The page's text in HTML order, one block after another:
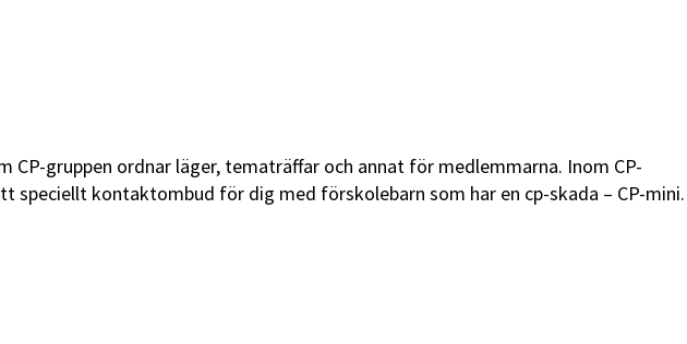
CP-gruppen ordnar läger, tematräffar och annat för medlemmarna. Inom CP-
speciellt kontaktombud för dig med förskolebarn som har en cp-skada – CP-mini.